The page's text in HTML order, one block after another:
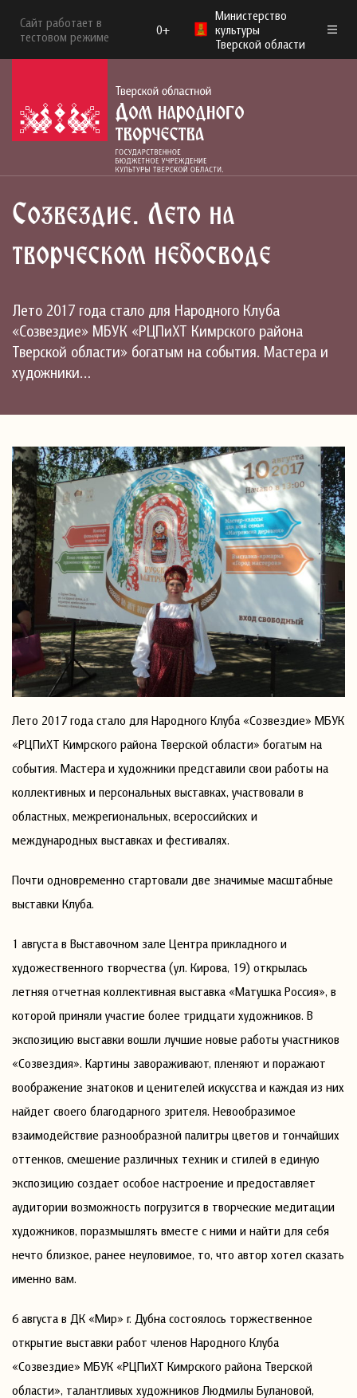
Сайт работает в
тестовом режиме
0+
Министерство
культуры
Тверской области
Созвездие. Лето на
творческом небосводе
Лето 2017 года стало для Народного Клуба
«Созвездие» МБУК «РЦПиХТ Кимрского района
Тверской области» богатым на события. Мастера и
художники…
Лето 2017 года стало для Народного Клуба «Созвездие» МБУК
«РЦПиХТ Кимрского района Тверской области» богатым на
события. Мастера и художники представили свои работы на
коллективных и персональных выставках, участвовали в
областных, межрегиональных, всероссийских и
международных выставках и фестивалях.
Почти одновременно стартовали две значимые масштабные
выставки Клуба.
1 августа в Выставочном зале Центра прикладного и
художественного творчества (ул. Кирова, 19) открылась
летняя отчетная коллективная выставка «Матушка Россия», в
которой приняли участие более тридцати художников. В
экспозицию выставки вошли лучшие новые работы участников
«Созвездия». Картины завораживают, пленяют и поражают
воображение знатоков и ценителей искусства и каждая из них
найдет своего благодарного зрителя. Невообразимое
взаимодействие разнообразной палитры цветов и тончайших
оттенков, смешение различных техник и стилей в единую
экспозицию создает особое настроение и предоставляет
аудитории возможность погрузится в творческие медитации
художников, поразмышлять вместе с ними и найти для себя
нечто близкое, ранее неуловимое, то, что автор хотел сказать
именно вам.
6 августа в ДК «Мир» г. Дубна состоялось торжественное
открытие выставки работ членов Народного Клуба
«Созвездие» МБУК «РЦПиХТ Кимрского района Тверской
области», талантливых художников Людмилы Булановой,